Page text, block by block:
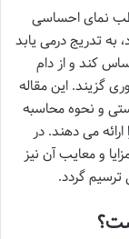
نمای احساسی
تدریج درمی یابد
کند و از دام
گزیند. این مقاله
و نحوه محاسبه
می دهند. در
و معایب آن نیز
ترسیم گردد.